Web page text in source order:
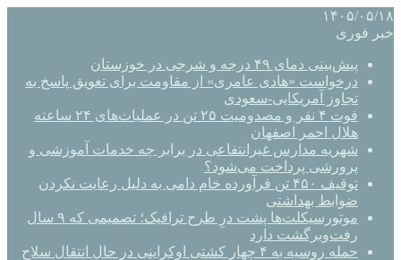
۱۴۰۵/۰۵/۱۸
خبر فوری
پیش‌بینی دمای ۴۹ درجه و شرجی در خوزستان
درخواست «هادی عامری» از مقاومت برای تعویق پاسخ به
تجاوز آمریکایی-سعودی
فوت ۴ نفر و مصدومیت ۲۵ تن در عملیات‌های ۲۴ ساعته
هلال احمر اصفهان
شهریه مدارس غیرانتفاعی در برابر چه خدمات آموزشی و
پرورشی پرداخت می‌شود؟
توقیف ۴۵۰ تن فرآورده خام دامی به دلیل رعایت نکردن
ضوابط بهداشتی
موتورسیکلت‌ها پشت درِ طرح ترافیک؛ تصمیمی که ۹ سال
رفت‌وبرگشت دارد
حمله روسیه به ۴ چهار کشتی اوکراینی در حال انتقال سلاح